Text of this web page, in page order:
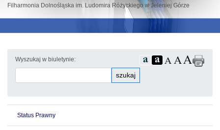
Filharmonia Dolnośląska im. Ludomira Różyckiego w Jeleniej Górze
Wyszukaj w biuletynie:
szukaj
Status Prawny